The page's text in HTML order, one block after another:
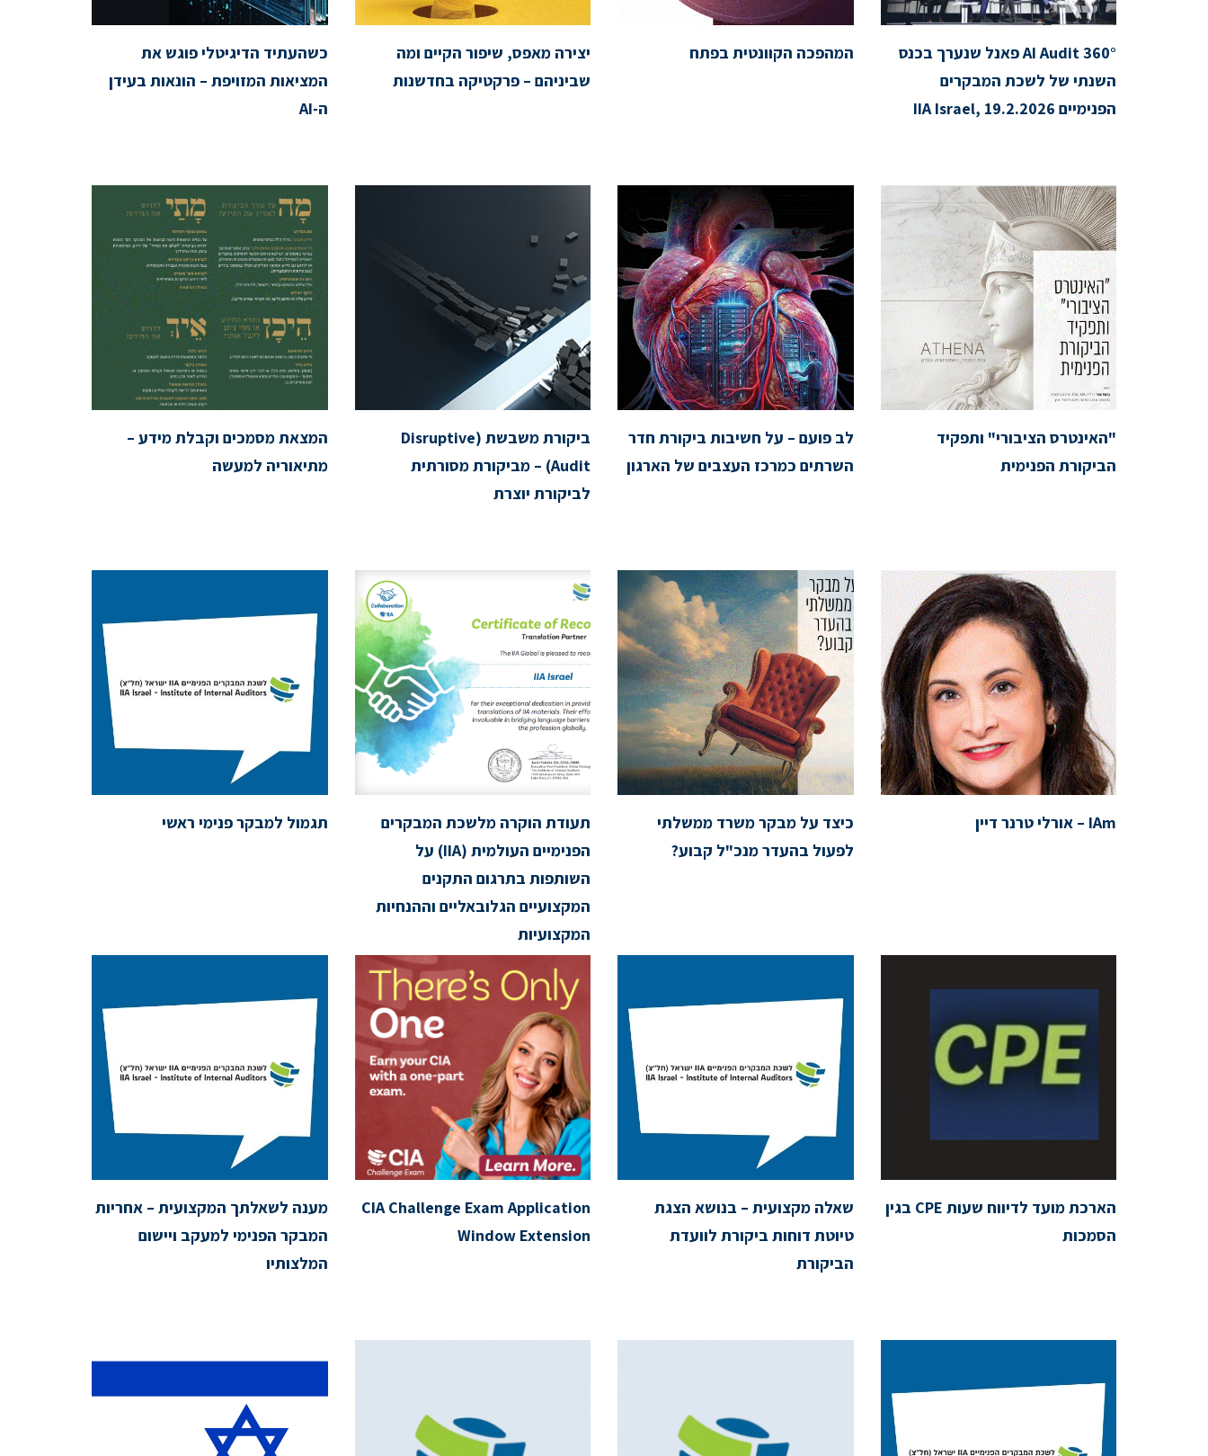
AI Audit 360° פאנל שנערך בכנס
השנתי של לשכת המבקרים
הפנימיים IIA Israel, 19.2.2026
המהפכה הקוונטית בפתח
יצירה מאפס, שיפור הקיים ומה
שביניהם – פרקטיקה בחדשנות
כשהעתיד הדיגיטלי פוגש את
המציאות המזויפת – הונאות בעידן
ה-AI
"האינטרס הציבורי" ותפקיד
הביקורת הפנימית
לב פועם – על חשיבות ביקורת חדר
השרתים כמרכז העצבים של הארגון
ביקורת משבשת (Disruptive
Audit) – מביקורת מסורתית
לביקורת יוצרת
המצאת מסמכים וקבלת מידע –
מתיאוריה למעשה
IAm – אורלי טרנר דיין
כיצד על מבקר משרד ממשלתי
לפעול בהעדר מנכ"ל קבוע?
תעודת הוקרה מלשכת המבקרים
הפנימיים העולמית (IIA) על
השותפות בתרגום התקנים
המקצועיים הגלובאליים וההנחיות
המקצועיות
תגמול למבקר פנימי ראשי
הארכת מועד לדיווח שעות CPE בגין
הסמכות
שאלה מקצועית – בנושא הצגת
טיוטת דוחות ביקורת לוועדת
הביקורת
CIA Challenge Exam Application
Window Extension
מענה לשאלתך המקצועית – אחריות
המבקר הפנימי למעקב ויישום
המלצותיו